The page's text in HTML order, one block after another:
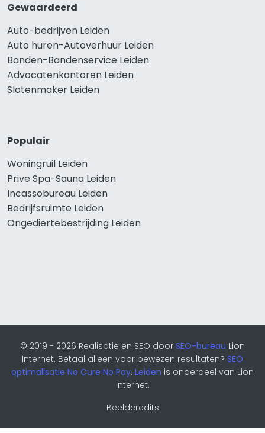
Gewaardeerd
Auto-bedrijven Leiden
Auto huren-Autoverhuur Leiden
Banden-Bandenservice Leiden
Advocatenkantoren Leiden
Slotenmaker Leiden
Populair
Woningruil Leiden
Prive Spa-Sauna Leiden
Incassobureau Leiden
Bedrijfsruimte Leiden
Ongediertebestrijding Leiden
© 2019 - 2026 Realisatie en SEO door SEO-bureau Lion
Internet. Betaal alleen voor bewezen resultaten? SEO
optimalisatie No Cure No Pay. Leiden is onderdeel van Lion
Internet.
Beeldcredits